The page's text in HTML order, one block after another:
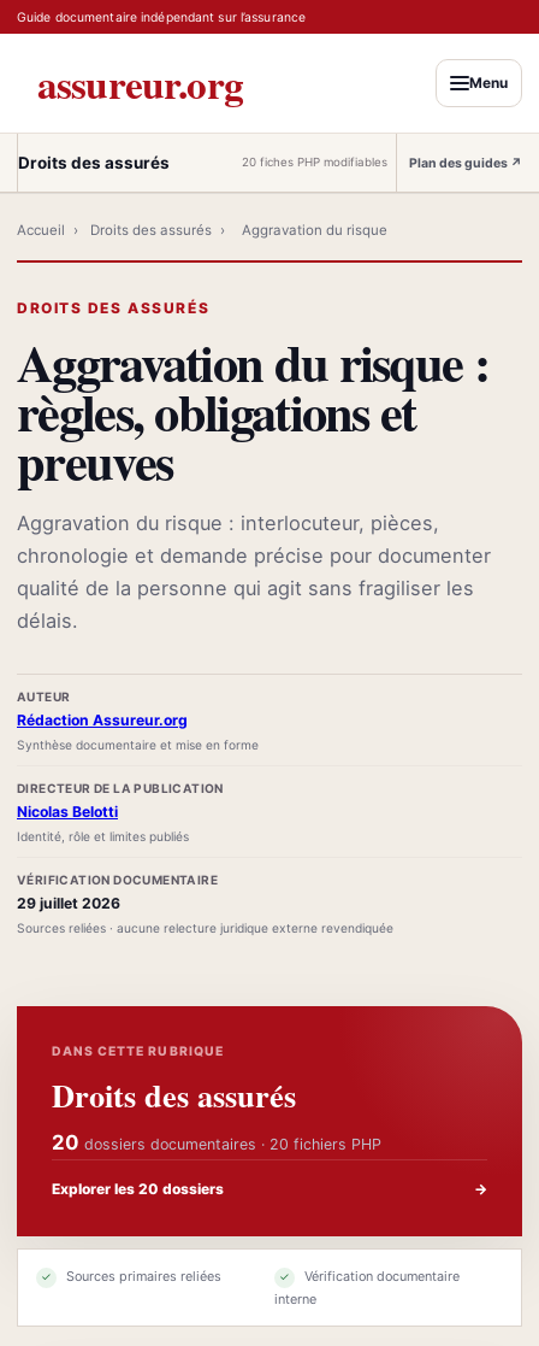
Guide documentaire indépendant sur l’assurance
assureur.org Menu
Droits des assurés 20 fiches PHP modifiables Plan des guides ↗
Accueil › Droits des assurés › Aggravation du risque
DROITS DES ASSURÉS
Aggravation du risque :
règles, obligations et
preuves
Aggravation du risque : interlocuteur, pièces,
chronologie et demande précise pour documenter
qualité de la personne qui agit sans fragiliser les
délais.
AUTEUR
Rédaction Assureur.org
Synthèse documentaire et mise en forme
DIRECTEUR DE LA PUBLICATION
Nicolas Belotti
Identité, rôle et limites publiés
VÉRIFICATION DOCUMENTAIRE
29 juillet 2026
Sources reliées · aucune relecture juridique externe revendiquée
DANS CETTE RUBRIQUE
Droits des assurés
20 dossiers documentaires · 20 fichiers PHP
Explorer les 20 dossiers →
✓ Sources primaires reliées ✓
Vérification documentaire
interne